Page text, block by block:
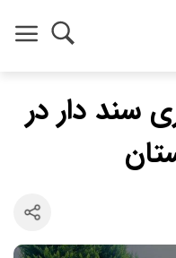
۲۷۰ متری سند دار در